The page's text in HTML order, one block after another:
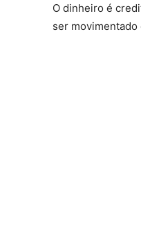
O dinheiro é
ser movimentado